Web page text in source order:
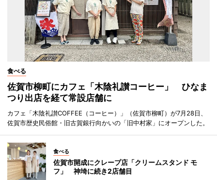
食べる
佐賀市柳町にカフェ「木陰礼讃コーヒー」 ひなま
つり出店を経て常設店舗に
カフェ「木陰礼讃COFFEE（コーヒー）」（佐賀市柳町）が7月28日、
佐賀市歴史民俗館・旧古賀銀行向かいの「旧中村家」にオープンした。
食べる
佐賀市開成にクレープ店「クリームスタンド モ
フ」 神埼に続き2店舗目